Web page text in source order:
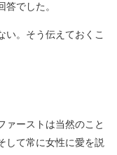
でした。
い。そう伝えておくこ
ァーストは当然のこと
して常に女性に愛を説